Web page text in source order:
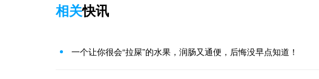
相关快讯
一个让你很会“拉屎”的水果，润肠又通便，后悔没早点知道！